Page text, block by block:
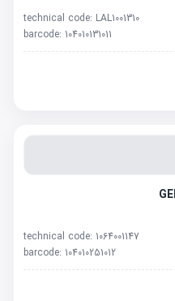
technical code: LAL1001310
barcode: 104010131011
technical code: 1064001147
barcode: 104010251012